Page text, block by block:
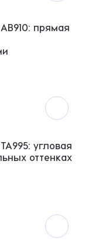
прямая
угловая
оттенках